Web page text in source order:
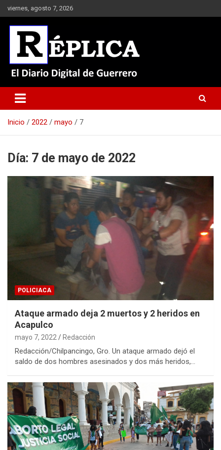
Saltar
al
contenido
viernes, agosto 7, 2026
Réplica
Inicio 2022 mayo 7
Día: 7 de mayo de 2022
POLICIACA
Ataque armado deja 2 muertos y 2 heridos en
Acapulco
mayo 7, 2022 Redacción
Redacción/Chilpancingo, Gro. Un ataque armado dejó el
saldo de dos hombres asesinados y dos más heridos,…